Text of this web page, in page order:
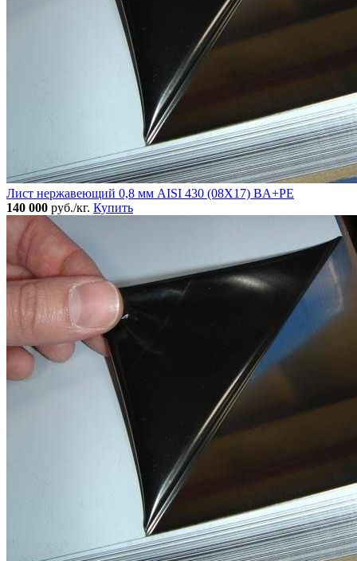
Лист нержавеющий 0,8 мм AISI 430 (08Х17) BA+PE
140 000 руб./кг. Купить